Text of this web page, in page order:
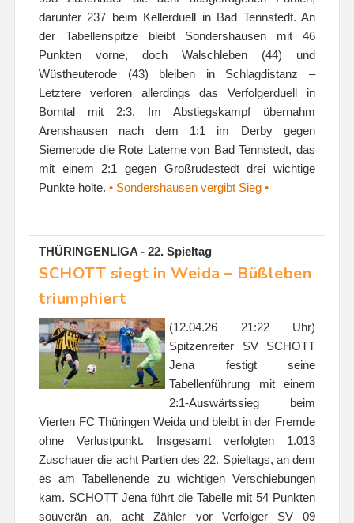
darunter 237 beim Kellerduell in Bad Tennstedt. An
der Tabellenspitze bleibt Sondershausen mit 46
Punkten vorne, doch Walschleben (44) und
Wüstheuterode (43) bleiben in Schlagdistanz –
Letztere verloren allerdings das Verfolgerduell in
Borntal mit 2:3. Im Abstiegskampf übernahm
Arenshausen nach dem 1:1 im Derby gegen
Siemerode die Rote Laterne von Bad Tennstedt, das
mit einem 2:1 gegen Großrudestedt drei wichtige
Punkte holte. • Sondershausen vergibt Sieg •
THÜRINGENLIGA - 22. Spieltag
SCHOTT siegt in Weida – Büßleben
triumphiert
(12.04.26 21:22 Uhr)
Spitzenreiter SV SCHOTT
Jena festigt seine
Tabellenführung mit einem
2:1-Auswärtssieg beim
Vierten FC Thüringen Weida und bleibt in der Fremde
ohne Verlustpunkt. Insgesamt verfolgten 1.013
Zuschauer die acht Partien des 22. Spieltags, an dem
es am Tabellenende zu wichtigen Verschiebungen
kam. SCHOTT Jena führt die Tabelle mit 54 Punkten
souverän an, acht Zähler vor Verfolger SV 09